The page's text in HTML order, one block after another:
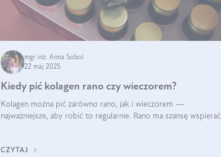
mgr inż. Anna Sobol
22 maj 2025
Kiedy pić kolagen rano czy wieczorem?
Kolagen można pić zarówno rano, jak i wieczorem —
najważniejsze, aby robić to regularnie. Rano ma szansę wspierać
CZYTAJ